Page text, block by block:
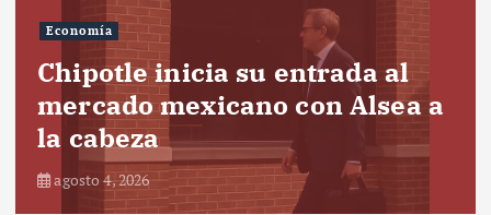
Economía
Chipotle inicia su entrada al
mercado mexicano con Alsea a
la cabeza
agosto 4, 2026